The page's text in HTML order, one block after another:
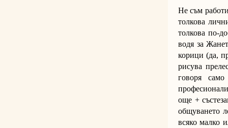
Не съм
толкова
толкова по-
водя за
корици (да,
рисува
говоря
още +
общуването
всяко малко